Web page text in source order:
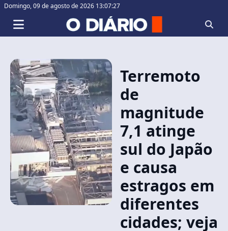
Domingo,09 de agosto de 2026 13:07:28
Terremoto
de
magnitude
7,1 atinge
sul do Japão
e causa
estragos em
diferentes
cidades; veja